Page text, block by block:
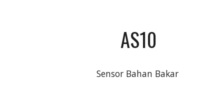
AS10
Sensor Bahan Bakar